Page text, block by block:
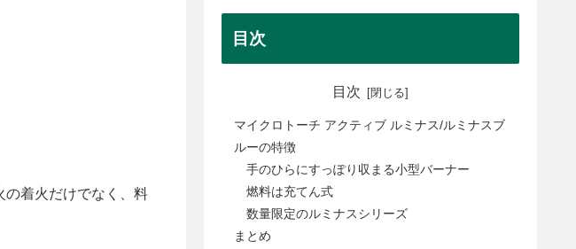
着火だけでなく、料
目次
目次
マイクロトーチ アクティブ ルミナス/ルミナスブ
ルーの特徴
手のひらにすっぽり収まる小型バーナー
燃料は充てん式
数量限定のルミナスシリーズ
まとめ